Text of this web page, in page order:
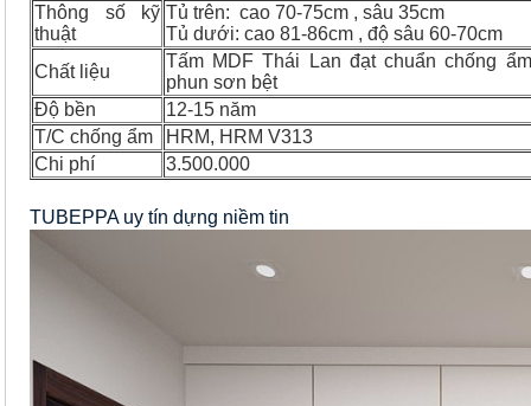
Thông số kỹ
thuật
Tủ trên: cao 70-75cm , sâu 35cm
Tủ dưới: cao 81-86cm , độ sâu 60-70cm
Chất liệu
Tấm MDF Thái Lan đạt chuẩn chống
phun sơn bệt
Độ bền
12-15 năm
T/C chống ẩm
HRM, HRM V313
Chi phí
3.500.000
TUBEPPA uy tín dựng niềm tin